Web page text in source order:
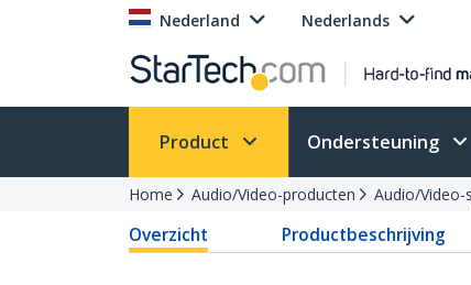
Nederland Nederlands
Product Ondersteuning
Home Audio/Video-producten Audio/Video-
Overzicht Productbeschrijving